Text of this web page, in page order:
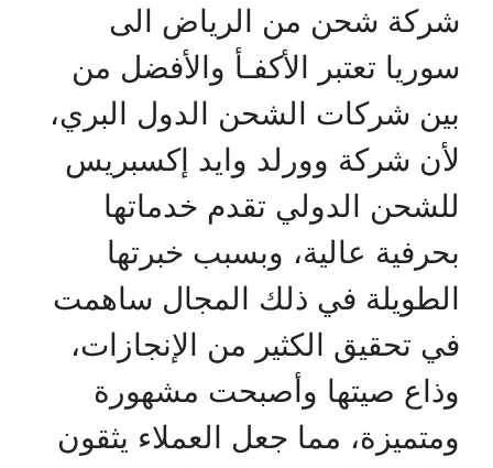
شركة شحن من الرياض الى
سوريا تعتبر الأكفـأ والأفضل من
بين شركات الشحن الدول البري،
لأن شركة وورلد وايد إكسبريس
للشحن الدولي تقدم خدماتها
بحرفية عالية، وبسبب خبرتها
الطويلة في ذلك المجال ساهمت
في تحقيق الكثير من الإنجازات،
وذاع صيتها وأصبحت مشهورة
ومتميزة، مما جعل العملاء يثقون